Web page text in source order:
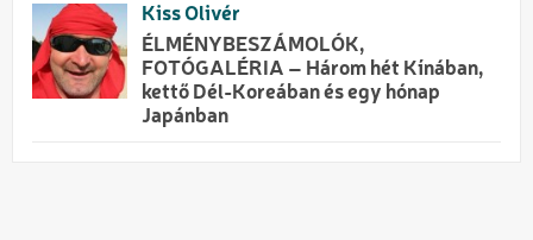
Kiss Olivér
ÉLMÉNYBESZÁMOLÓK,
FOTÓGALÉRIA – Három hét Kínában,
kettő Dél-Koreában és egy hónap
Japánban